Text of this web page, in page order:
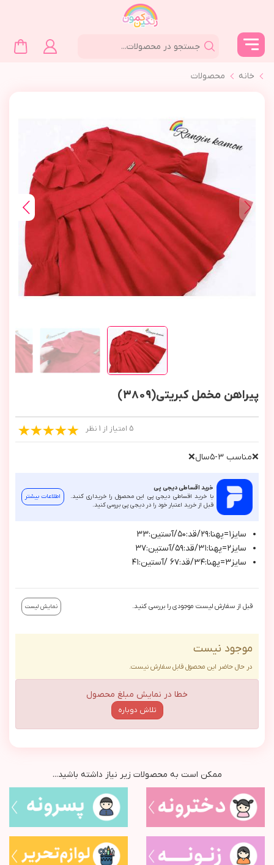
خانه محصولات
پیراهن مخمل کبریتی(3809)
5 امتیاز از 1 نظر
❌مناسب ٣-٥سال❌
خرید اقساطی دیجی پی
با خرید اقساطی دیجی پی این محصول را خریداری کنید.
قبل از خرید اعتبار خود را در دیجی پی بررسی کنید.
اطلاعات بیشتر
سایز۱=پهنا:۲۹/قد:۵۰/آستین:۳۳
سایز۲=پهنا:۳۱/قد:۵۹/آستین:۳۷
سایز۳=پهنا:۳۴/قد:۶۷ /آستین:۴۱
قبل از سفارش لیست موجودی را بررسی کنید. نمایش لیست
موجود نیست
در حال حاضر این محصول قابل سفارش نیست.
خطا در نمایش مبلغ محصول
تلاش دوباره
ممکن است به محصولات زیر نیاز داشته باشید...